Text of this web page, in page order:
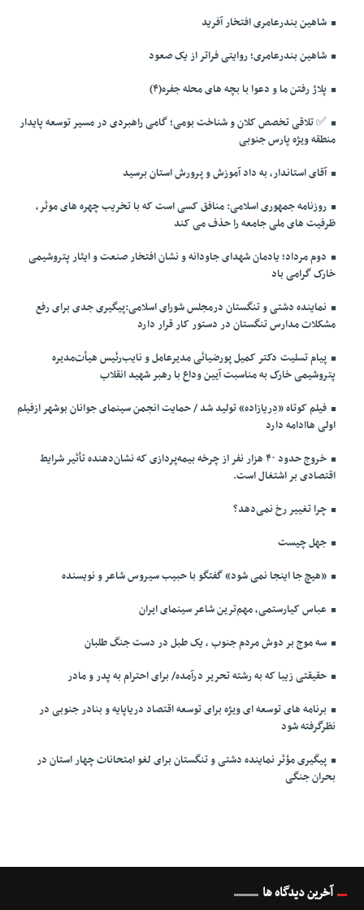
شاهین بندرعامری افتخار آفرید
شاهین بندرعامری؛ روایتی فراتر از یک صعود
پلاژ رفتن ما و دعوا با بچه های محله جفره(۴)
✅️ تلاقی تخصص کلان و شناخت بومی؛ گامی راهبردی در مسیر توسعه پایدار
منطقه ویژه پارس جنوبی
آقای استاندار، به داد آموزش و پرورش استان برسید
روزنامه جمهوری اسلامی: منافق کسی است که با تخریب چهره های موثر،
ظرفیت های ملی جامعه را حذف می کند
دوم مرداد؛ یادمان شهدای جاودانه و نشان افتخار صنعت و ایثار پتروشیمی
خارک گرامی باد
نماینده دشتی و تنگستان درمجلس شورای اسلامی:پیگیری جدی برای رفع
مشکلات مدارس تنگستان در دستور کار قرار دارد
پیام تسلیت دکتر کمیل پورضیائی مدیرعامل و نایب‌رئیس هیأت‌مدیره
پتروشیمی خارک به مناسبت آیین وداع با رهبر شهید انقلاب
فیلم کوتاه «دِریازاده» تولید شد / حمایت انجمن سینمای جوانان بوشهر ازفیلم
اولی هاادامه دارد
خروج حدود ۴۰ هزار نفر از چرخه بیمه‌پردازی که نشان‌دهنده تأثیر شرایط
اقتصادی بر اشتغال است.
چرا تغییر رخ نمی‌دهد؟
جهل چیست
«هیچ جا اینجا نمی شود» گفتگو با حبیب سیروس شاعر و نویسنده
عباس کیارستمی، مهم‌ترین شاعر سینمای ایران
سه موج بر دوش مردم جنوب ، یک طبل در دست جنگ طلبان
حقیقتی زیبا که به رشته تحریر درآمده/ برای احترام به پدر و مادر
برنامه های توسعه ای ویژه برای توسعه اقتصاد دریاپایه و بنادر جنوبی در
نظرگرفته شود
پیگیری مؤثر نماینده دشتی و تنگستان برای لغو امتحانات چهار استان در
بحران جنگی
آخرین دیدگاه ها